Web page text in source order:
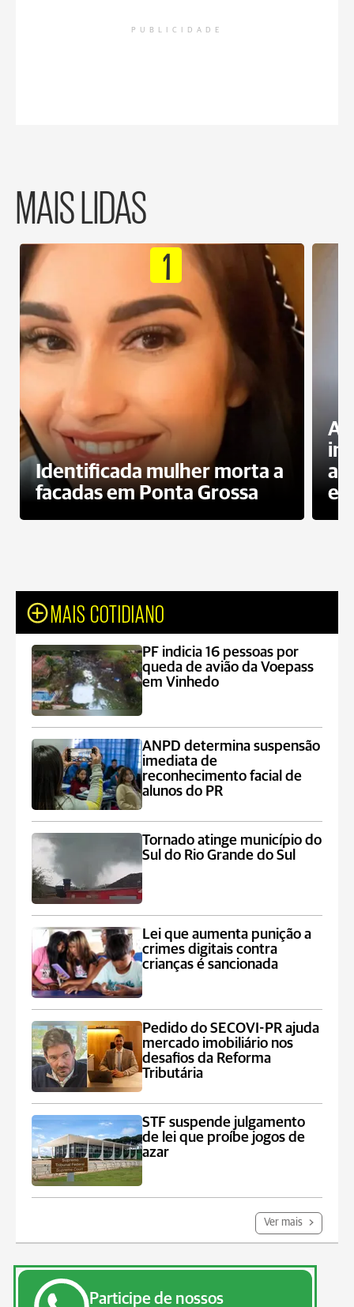
PUBLICIDADE
MAIS LIDAS
1
Identificada mulher morta a
facadas em Ponta Grossa
MAIS COTIDIANO
PF indicia 16 pessoas por
queda de avião da Voepass
em Vinhedo
ANPD determina suspensão
imediata de
reconhecimento facial de
alunos do PR
Tornado atinge município do
Sul do Rio Grande do Sul
Lei que aumenta punição a
crimes digitais contra
crianças é sancionada
Pedido do SECOVI-PR ajuda
mercado imobiliário nos
desafios da Reforma
Tributária
STF suspende julgamento
de lei que proíbe jogos de
azar
Ver mais
Participe de nossos